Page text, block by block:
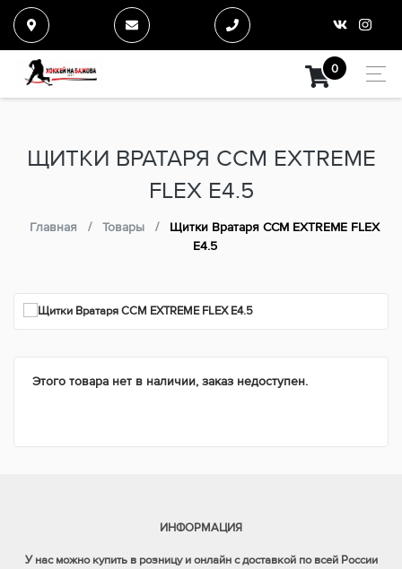
0
ЩИТКИ ВРАТАРЯ CCM EXTREME
FLEX Е4.5
Главная Товары
Щитки Вратаря CCM EXTREME FLEX
Е4.5
Этого товара нет в наличии, заказ недоступен.
ИНФОРМАЦИЯ
У нас можно купить в розницу и онлайн с доставкой по всей России